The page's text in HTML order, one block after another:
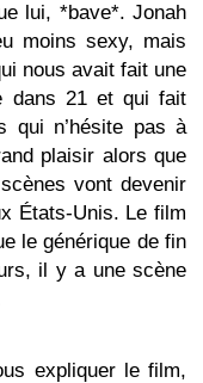
lui, *bave*. Jonah
moins sexy, mais
nous avait fait une
dans 21 et qui fait
qui n’hésite pas à
plaisir alors que
vont devenir
États-Unis. Le film
le générique de fin
il y a une scène
expliquer le film,